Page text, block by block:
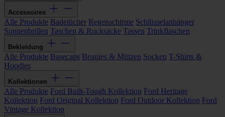
Accessoires
Alle Produkte Badetücher Regenschirme Schlüsselanhänger
Sonnenbrillen Taschen & Rucksäcke Tassen Trinkflaschen
Bekleidung
Alle Produkte Basecaps Beanies & Mützen Socken T-Shirts &
Hoodies
Kollektionen
Alle Produkte Ford Built-Tough Kollektion Ford Heritage
Kollektion Ford Original Kollektion Ford Outdoor Kollektion Ford
Vintage Kollektion